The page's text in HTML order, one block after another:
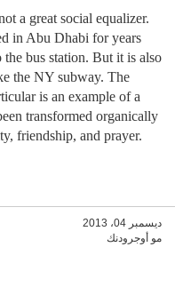
a great social equalizer.
in Abu Dhabi for years
the bus station. But it is also
the NY subway. The
is an example of a
transformed organically
friendship, and prayer.
ديسمبر 04، 2013
مو أوجرودنك